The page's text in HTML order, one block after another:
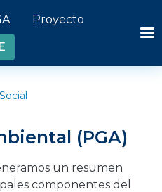
links
Proyecto
(PGA)
un resumen
componentes del